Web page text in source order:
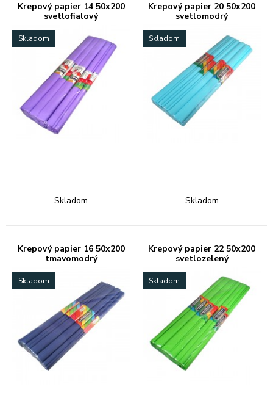
Krepový papier 14 50x200
svetlofialový
Skladom
Skladom
Krepový papier 20 50x200
svetlomodrý
Skladom
Skladom
Krepový papier 16 50x200
tmavomodrý
Skladom
Krepový papier 22 50x200
svetlozelený
Skladom